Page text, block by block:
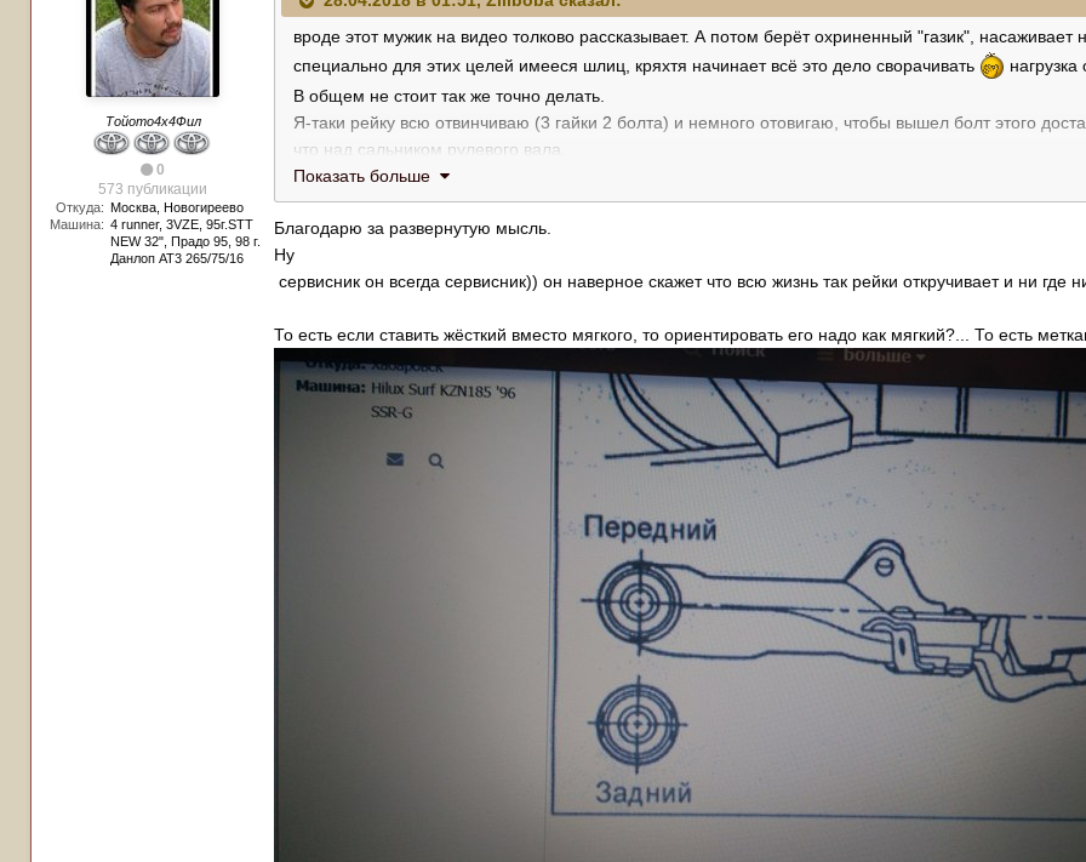
Тойото4х4Фил
0
573 публикации
Откуда: Москва, Новогиреево
Машина: 4 runner, 3VZE, 95г.STT
NEW 32", Прадо 95, 98 г.
Данлоп АТ3 265/75/16
вроде этот мужик на видео толково рассказывает. А потом берёт охриненный "газик", насаживает
специально для этих целей имееся шлиц, кряхтя начинает всё это дело сворачивать
В общем не стоит так же точно делать.
Я-таки рейку всю отвинчиваю (3 гайки 2 болта) и немного отовигаю, чтобы вышел болт этого
что над сальником рулевого вала.
Прикол этой подвески в том, что задний сайлент нагружен сильнее, поэтому он такой жирный.
сайлент вообще огромный поставили.
По поводу разной ориентации у меня кроме комфорта были мысли про торможение - когда
руление на скорости.. когда нагрузка на колёса неравномерная.
Так как я не проектирую подвески
а могу об этом только помечтать, то себе поставил бы
Показать больше
Благодарю за развернутую мысль.
Ну
сервисник он всегда сервисник)) он наверное скажет что всю жизнь так рейки откручивает и ни где
То есть если ставить жёсткий вместо мягкого, то ориентировать его надо как мягкий?... То есть